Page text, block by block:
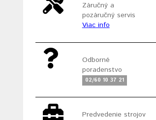
Záručný a
pozáručný servis
Viac info
Odborné
poradenstvo
02/60 10 37 21
Predvedenie strojov